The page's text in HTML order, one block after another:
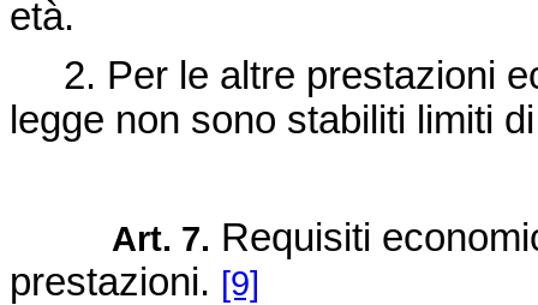
età.
2. Per le altre prestazioni
legge non sono stabiliti limiti
Art. 7. Requisiti
prestazioni. [9]